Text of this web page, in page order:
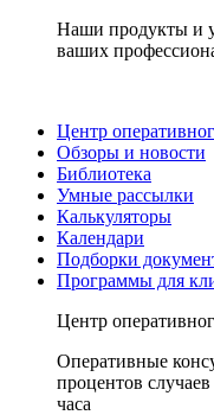
Наши продукты и
ваших
Центр
Обзоры и новости
Библиотека
Умные рассылки
Калькуляторы
Календари
Подборки
Программы для
Центр
Оперативные
процентов
часа